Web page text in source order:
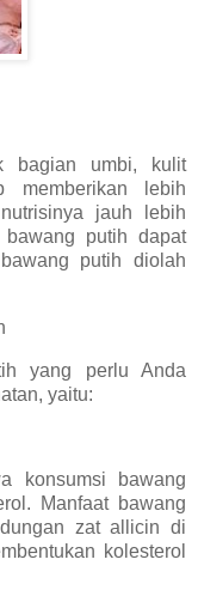
bagian umbi, kulit
memberikan lebih
jauh lebih
putih dapat
putih diolah
yang perlu Anda
yaitu:
konsumsi bawang
Manfaat bawang
zat allicin di
kolesterol